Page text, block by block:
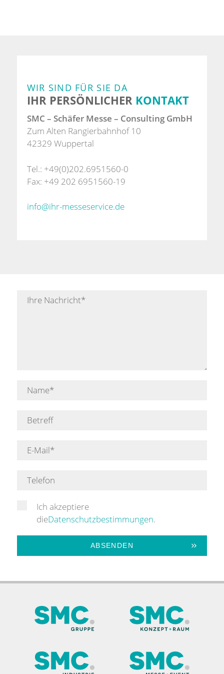
WIR SIND FÜR SIE DA
IHR PERSÖNLICHER KONTAKT
SMC – Schäfer Messe – Consulting GmbH
Zum Alten Rangierbahnhof 10
42329 Wuppertal
Tel.: +49(0)202.6951560-0
Fax: +49 202 6951560-19
info@ihr-messeservice.de
Ich akzeptiere
dieDatenschutzbestimmungen.